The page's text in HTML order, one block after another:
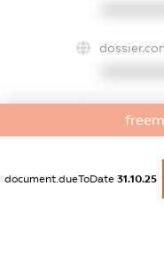
document.dueToDate 31.10.25